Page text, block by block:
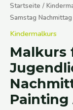
Startseite /
Samstag
Kindermalkurs
Malkurs
Painting